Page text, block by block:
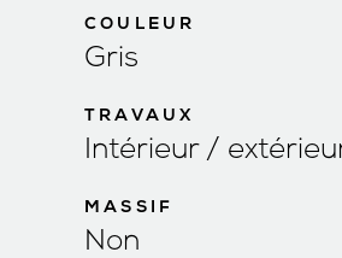
COULEUR
Gris
TRAVAUX
Intérieur /
MASSIF
Non